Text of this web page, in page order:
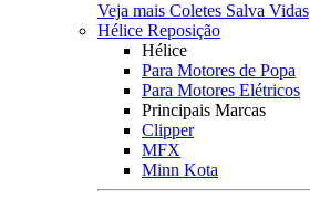
Veja mais Coletes Salva Vidas
Hélice Reposição
Hélice
Para Motores de Popa
Para Motores Elétricos
Principais Marcas
Clipper
MFX
Minn Kota